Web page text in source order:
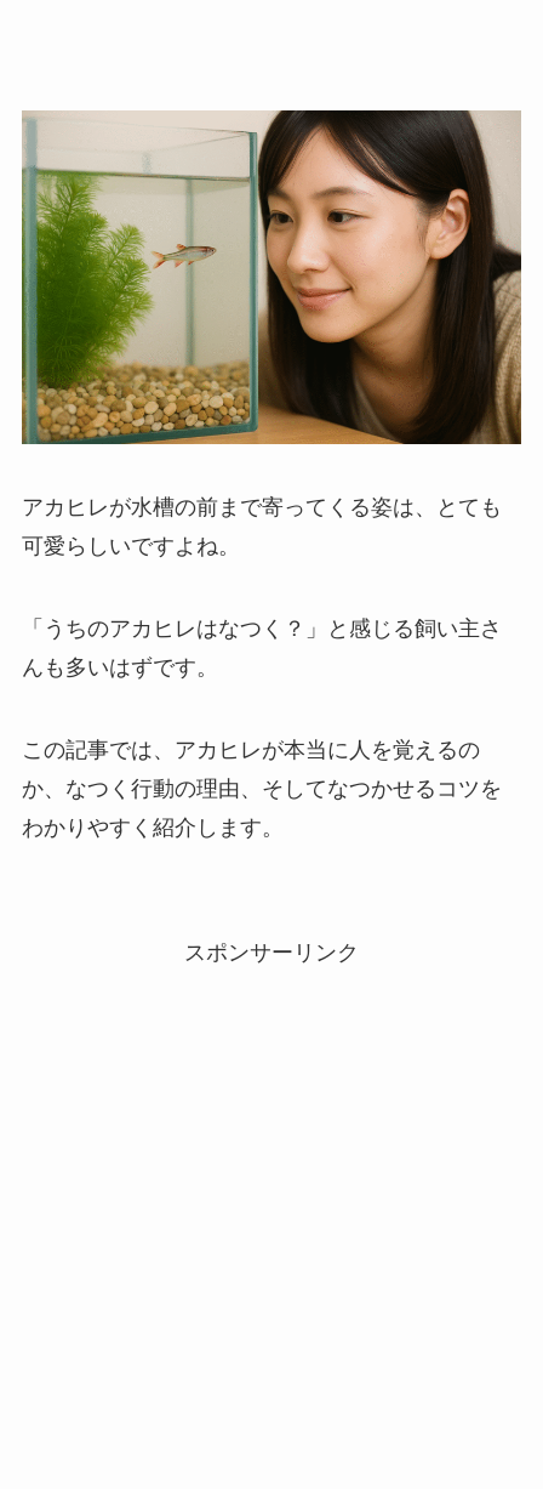
アカヒレが水槽の前まで寄ってくる姿は、とても
可愛らしいですよね。
「うちのアカヒレはなつく？」と感じる飼い主さ
んも多いはずです。
この記事では、アカヒレが本当に人を覚えるの
か、なつく行動の理由、そしてなつかせるコツを
わかりやすく紹介します。
スポンサーリンク